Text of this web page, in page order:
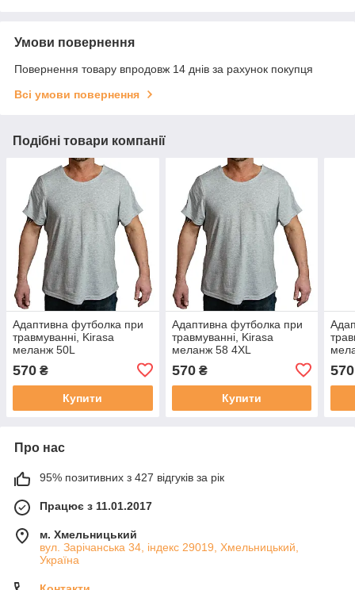
Умови повернення
Повернення товару впродовж 14 днів за рахунок покупця
Всі умови повернення
Подібні товари компанії
Адаптивна футболка при
травмуванні, Kirasa
меланж 50L
570 ₴
Купити
Адаптивна футболка при
травмуванні, Kirasa
меланж 58 4XL
570₴
Купити
570
Про нас
95% позитивних з 427 відгуків за рік
Працює з 11.01.2017
м. Хмельницький
вул. Зарічанська 34, індекс 29019, Хмельницький,
Україна